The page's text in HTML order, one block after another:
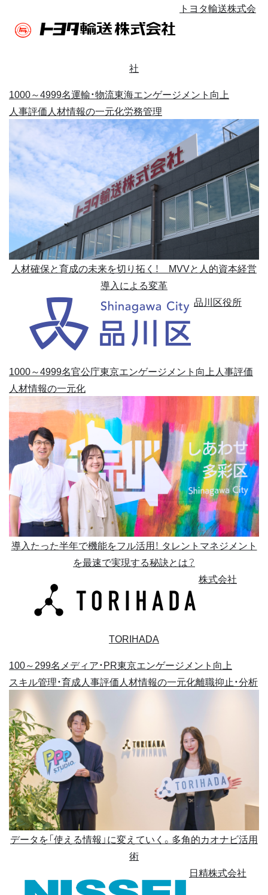
トヨタ輸送株式会
社
1000～4999名運輸・物流東海エンゲージメント向上
人事評価人材情報の一元化労務管理
人材確保と育成の未来を切り拓く！ MVVと人的資本経営
導入による変革
品川区役所
1000～4999名官公庁東京エンゲージメント向上 人事評価
人材情報の一元化
導入たった半年で機能をフル活用！ タレントマネジメント
を最速で実現する秘訣とは？
株式会社
TORIHADA
100～299名メディア・PR東京エンゲージメント向上
スキル管理・育成人事評価人材情報の一元化離職抑止・分析
データを「使える情報」に変えていく。多角的カオナビ活用
術
日精株式会社